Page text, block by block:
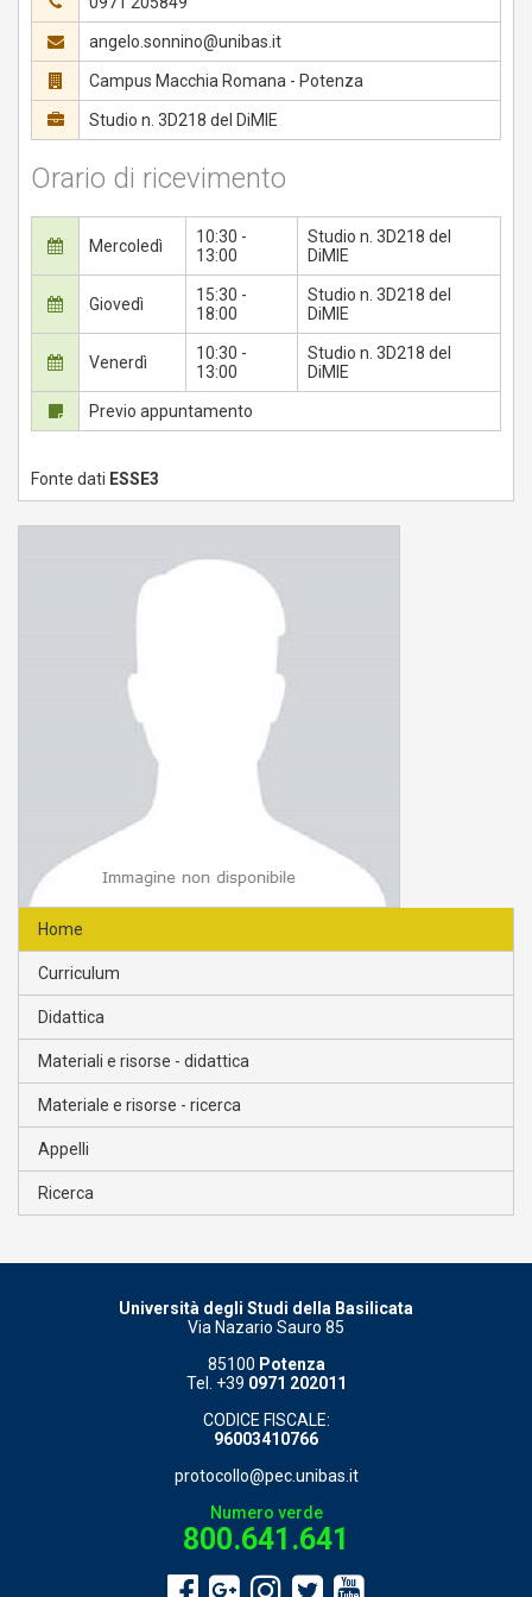
angelo.sonnino@unibas.it
Campus Macchia Romana - Potenza
Studio n. 3D218 del DiMIE
Orario di ricevimento
Mercoledì
10:30 -
13:00
Studio n. 3D218 del
DiMIE
Giovedì
15:30 -
18:00
Studio n. 3D218 del
DiMIE
Venerdì
10:30 -
13:00
Studio n. 3D218 del
DiMIE
Previo appuntamento
Fonte dati ESSE3
Home
Curriculum
Didattica
Materiali e risorse - didattica
Materiale e risorse - ricerca
Appelli
Ricerca
Università degli Studi della Basilicata
Via Nazario Sauro 85
85100 Potenza
Tel. +39 0971 202011
CODICE FISCALE:
96003410766
protocollo@pec.unibas.it
Numero verde
800.641.641